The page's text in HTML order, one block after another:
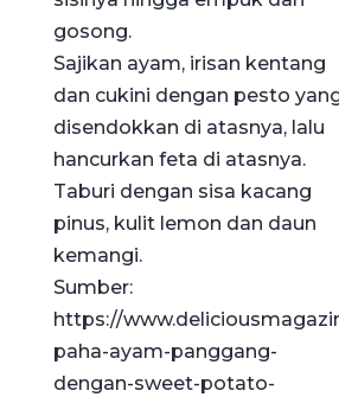
gosong.
Sajikan ayam, irisan kentang
dan cukini dengan pesto
disendokkan di atasnya, lalu
hancurkan feta di atasnya.
Taburi dengan sisa kacang
pinus, kulit lemon dan daun
kemangi.
Sumber:
https://
paha-ayam-panggang-
dengan-sweet-potato-